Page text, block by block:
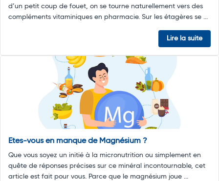
d’un petit coup de fouet, on se tourne naturellement vers des
compléments vitaminiques en pharmacie. Sur les étagères se ...
Lire la suite
Etes-vous en manque de Magnésium ?
Que vous soyez un initié à la micronutrition ou simplement en
quête de réponses précises sur ce minéral incontournable, cet
article est fait pour vous. Parce que le magnésium joue ...